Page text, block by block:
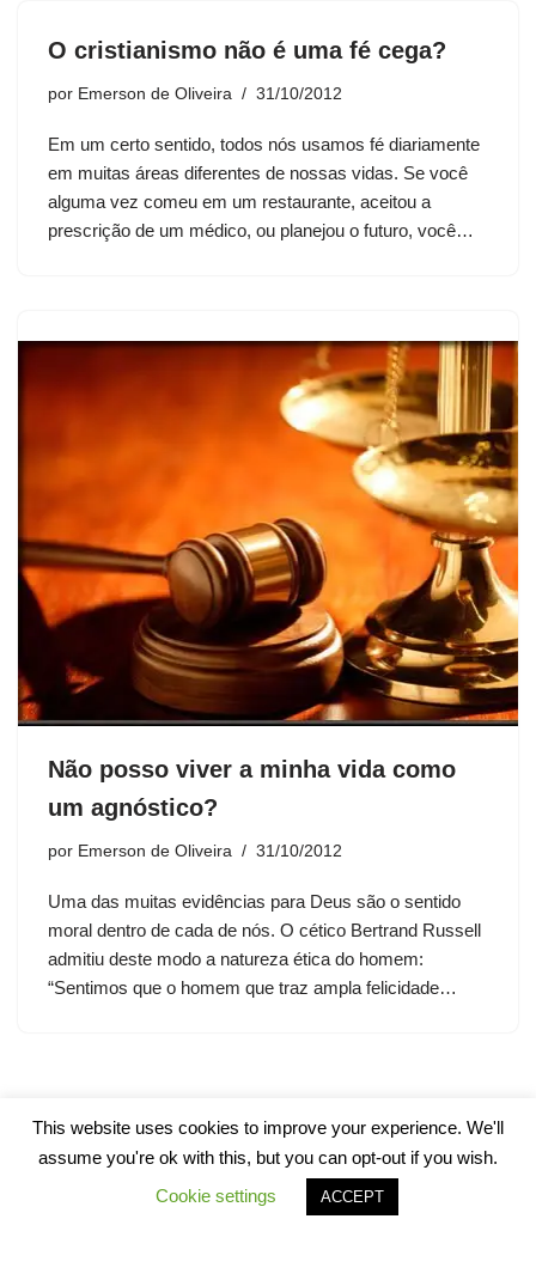
O cristianismo não é uma fé cega?
por Emerson de Oliveira 31/10/2012
Em um certo sentido, todos nós usamos fé diariamente
em muitas áreas diferentes de nossas vidas. Se você
alguma vez comeu em um restaurante, aceitou a
prescrição de um médico, ou planejou o futuro, você…
Não posso viver a minha vida como
um agnóstico?
por Emerson de Oliveira 31/10/2012
Uma das muitas evidências para Deus são o sentido
moral dentro de cada de nós. O cético Bertrand Russell
admitiu deste modo a natureza ética do homem:
“Sentimos que o homem que traz ampla felicidade…
This website uses cookies to improve your experience. We'll
assume you're ok with this, but you can opt-out if you wish.
Cookie settings
ACCEPT